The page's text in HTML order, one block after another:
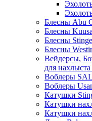
Блесны Abu
Блесны
Блесны
Блесны
Вейдерсы,
для нахлыста
Воблеры
Воблеры
Катушки
Катушки
Катушки